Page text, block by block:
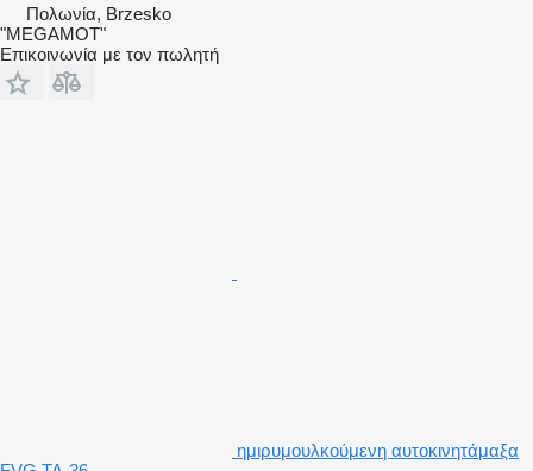
Πολωνία, Brzesko
"MEGAMOT"
Επικοινωνία με τον πωλητή
ημιρυμουλκούμενη αυτοκινητάμαξα